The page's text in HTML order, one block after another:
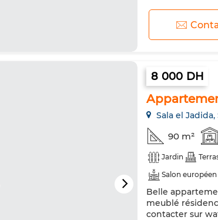
8 000 DH
Sala el Jadida,
90 m²
Jardin
Salon européen
Cuisine équipée
Internet
Belle
meublé
contacter sur